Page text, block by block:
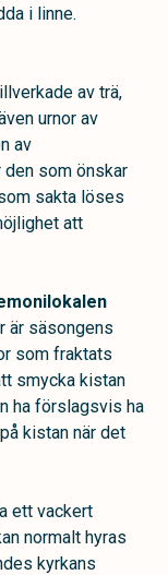
i linne.
av trä,
urnor av
av
som önskar
sakta löses
att
är säsongens
som fraktats
smycka kistan
ha förslagsvis ha
kistan när det
ett vackert
normalt hyras
kyrkans